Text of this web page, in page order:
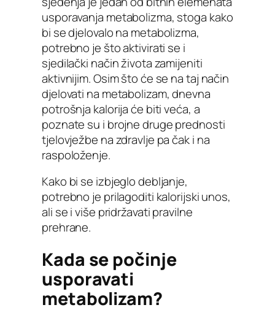
usporavanja metabolizma, stoga kako
bi se djelovalo na metabolizma,
potrebno je što aktivirati se i
sjedilački način života zamijeniti
aktivnijim. Osim što će se na taj način
djelovati na metabolizam, dnevna
potrošnja kalorija će biti veća, a
poznate su i brojne druge prednosti
tjelovježbe na zdravlje pa čak i na
raspoloženje.
Kako bi se izbjeglo debljanje,
potrebno je prilagoditi kalorijski unos,
ali se i više pridržavati pravilne
prehrane.
Kada se počinje
usporavati
metabolizam?